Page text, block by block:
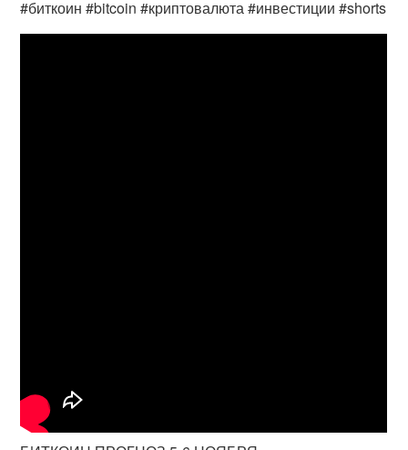
#биткоин #bitcoin #криптовалюта #инвестиции #shorts